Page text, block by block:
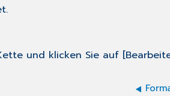
und klicken Sie auf